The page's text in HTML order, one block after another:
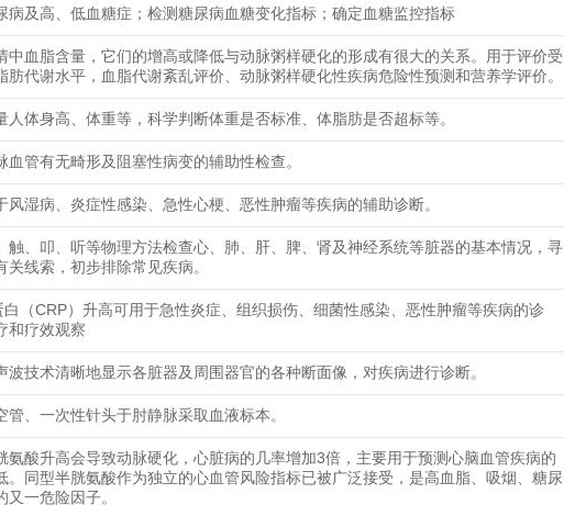
病及高、低血糖症；检测糖尿病血糖变化指标；确定血糖监控指标
中血脂含量，它们的增高或降低与动脉粥样硬化的形成有很大的关系。用于评价受
肪代谢水平，血脂代谢紊乱评价、动脉粥样硬化性疾病危险性预测和营养学评价。
人体身高、体重等，科学判断体重是否标准、体脂肪是否超标等。
血管有无畸形及阻塞性病变的辅助性检查。
风湿病、炎症性感染、急性心梗、恶性肿瘤等疾病的辅助诊断。
触、叩、听等物理方法检查心、肺、肝、脾、肾及神经系统等脏器的基本情况，寻
关线索，初步排除常见疾病。
白（CRP）升高可用于急性炎症、组织损伤、细菌性感染、恶性肿瘤等疾病的诊
和疗效观察
波技术清晰地显示各脏器及周围器官的各种断面像，对疾病进行诊断。
管、一次性针头于肘静脉采取血液标本。
氨酸升高会导致动脉硬化，心脏病的几率增加3倍，主要用于预测心脑血管疾病的
。同型半胱氨酸作为独立的心血管风险指标已被广泛接受，是高血脂、吸烟、糖尿
又一危险因子。